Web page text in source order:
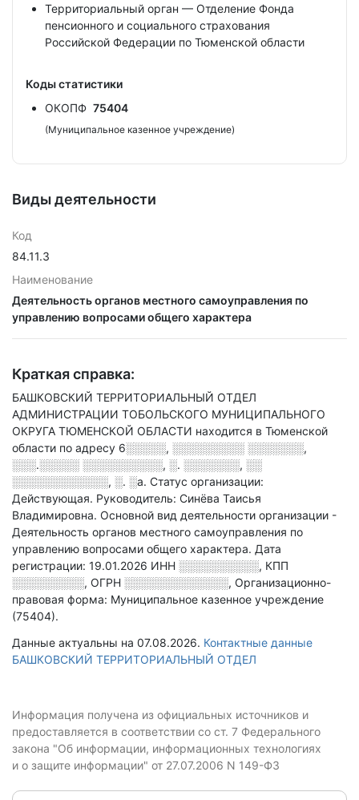
Территориальный орган — Отделение Фонда
пенсионного и социального страхования
Российской Федерации по Тюменской области
Коды статистики
ОКОПФ 75404
(Муниципальное казенное учреждение)
Виды деятельности
Код
84.11.3
Наименование
Деятельность органов местного самоуправления по
управлению вопросами общего характера
Краткая справка:
БАШКОВСКИЙ ТЕРРИТОРИАЛЬНЫЙ ОТДЕЛ
АДМИНИСТРАЦИИ ТОБОЛЬСКОГО МУНИЦИПАЛЬНОГО
ОКРУГА ТЮМЕНСКОЙ ОБЛАСТИ находится в Тюменской
области по адресу 6░░░░░, ░░░░░░░░░ ░░░░░░░,
░░░.░░░░░ ░░░░░░░░░░, ░. ░░░░░░░, ░░
░░░░░░░░░░░░, ░. ░а. Статус организации:
Действующая. Руководитель: Синёва Таисья
Владимировна. Основной вид деятельности организации -
Деятельность органов местного самоуправления по
управлению вопросами общего характера. Дата
регистрации: 19.01.2026 ИНН ░░░░░░░░░░, КПП
░░░░░░░░░, ОГРН ░░░░░░░░░░░░░, Организационно-
правовая форма: Муниципальное казенное учреждение
(75404).
Данные актуальны на 07.08.2026. Контактные данные
БАШКОВСКИЙ ТЕРРИТОРИАЛЬНЫЙ ОТДЕЛ
Информация получена из официальных источников и
предоставляется в соответствии со ст. 7 Федерального
закона "Об информации, информационных технологиях
и о защите информации" от 27.07.2006 N 149-ФЗ